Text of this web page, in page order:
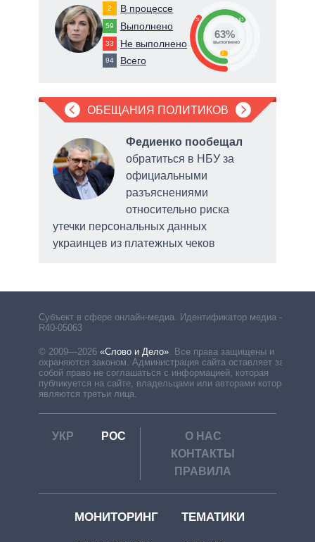
2 В процессе
59 Выполнено
33 Не выполнено
94 Всего
35 63
2
63%
выполнено
ОБЕЩАНИЯ ПОЛИТИКОВ
Федиенко пообещал
обратиться в НБУ за
официальными
разъяснениями
относительно риска
утечки персональных данных
украинцев из платежных чеков
Субъект в сфере онлайн-медиа. Идентификатор медиа –
R40-05063
© 2009—2026 «Слово и Дело». Все права защищены и
охраняются законом. Администрация сайта оставляет за
собой право не соглашаться с информацией, которая
публикуется на сайте, владельцами или авторами которой
являются третьи лица.
УКР РОС
О НАС
КОНТАКТЫ
ПРАВИЛА
МОНИТОРИНГ ТЕМАТИКИ